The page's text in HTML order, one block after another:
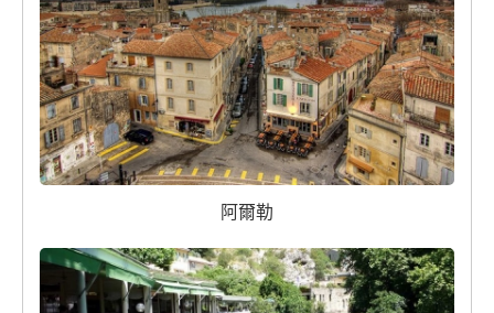
阿爾勒